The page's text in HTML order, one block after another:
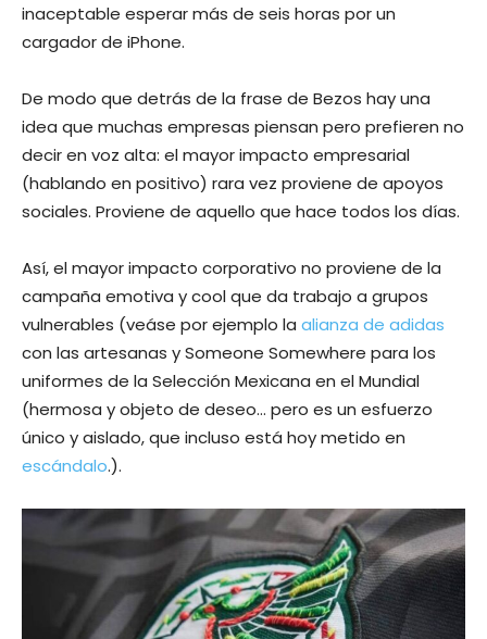
inaceptable esperar más de seis horas por un
cargador de iPhone.
De modo que detrás de la frase de Bezos hay una
idea que muchas empresas piensan pero prefieren no
decir en voz alta: el mayor impacto empresarial
(hablando en positivo) rara vez proviene de apoyos
sociales. Proviene de aquello que hace todos los días.
Así, el mayor impacto corporativo no proviene de la
campaña emotiva y cool que da trabajo a grupos
vulnerables (veáse por ejemplo la alianza de adidas
con las artesanas y Someone Somewhere para los
uniformes de la Selección Mexicana en el Mundial
(hermosa y objeto de deseo… pero es un esfuerzo
único y aislado, que incluso está hoy metido en
escándalo.).